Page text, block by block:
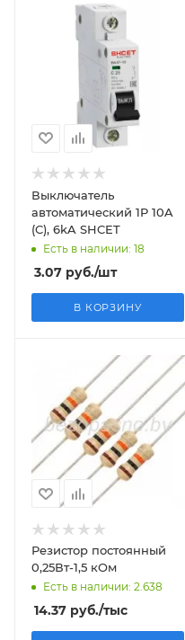
Выключатель
автоматический 1P 10A
(C), 6kA SHCET
Есть в наличии: 18
3.07 руб./шт
В КОРЗИНУ
Резистор постоянный
0,25Вт-1,5 кОм
Есть в наличии: 2.638
14.37 руб./тыс